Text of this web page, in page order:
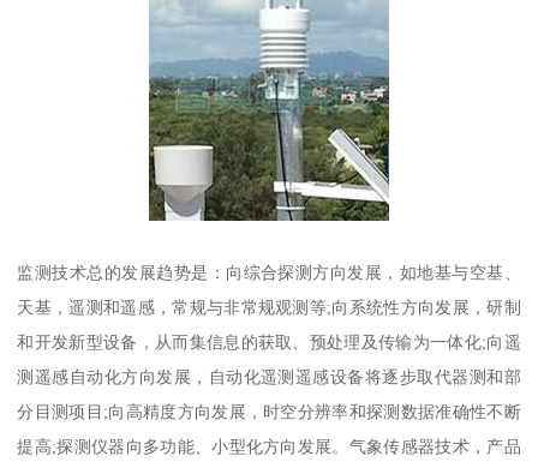
监测技术总的发展趋势是：向综合探测方向发展，如地基与空基、
天基，遥测和遥感，常规与非常规观测等;向系统性方向发展，研制
和开发新型设备，从而集信息的获取、预处理及传输为一体化;向遥
测遥感自动化方向发展，自动化遥测遥感设备将逐步取代器测和部
分目测项目;向高精度方向发展，时空分辨率和探测数据准确性不断
提高;探测仪器向多功能、小型化方向发展。气象传感器技术，产品